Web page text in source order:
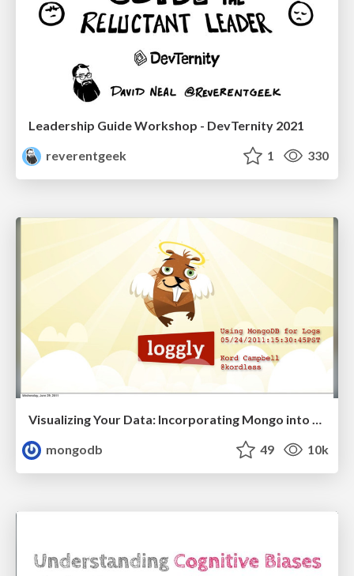
Leadership Guide Workshop - DevTernity 2021
reverentgeek
1 330
Visualizing Your Data: Incorporating Mongo into Loggly Infrastructure
mongodb
49 10k